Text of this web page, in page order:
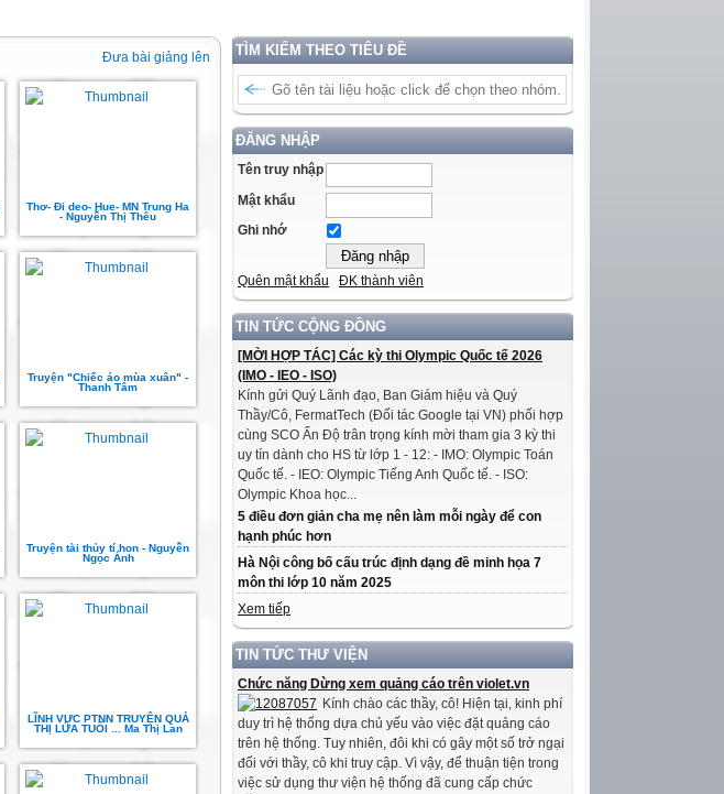
TÌM KIẾM THEO TIÊU ĐỀ
ĐĂNG NHẬP
Tên truy nhập
Mật khẩu
Ghi nhớ
Quên mật khẩu ĐK thành viên
TIN TỨC CỘNG ĐỒNG
[MỜI HỢP TÁC] Các kỳ thi Olympic Quốc tế 2026
(IMO - IEO - ISO)
Kính gửi Quý Lãnh đạo, Ban Giám hiệu và Quý
Thầy/Cô, FermatTech (Đối tác Google tại VN) phối hợp
cùng SCO Ấn Độ trân trọng kính mời tham gia 3 kỳ thi
uy tín dành cho HS từ lớp 1 - 12: - IMO: Olympic Toán
Quốc tế. - IEO: Olympic Tiếng Anh Quốc tế. - ISO:
Olympic Khoa học...
5 điều đơn giản cha mẹ nên làm mỗi ngày để con
hạnh phúc hơn
Hà Nội công bố cấu trúc định dạng đề minh họa 7
môn thi lớp 10 năm 2025
Xem tiếp
TIN TỨC THƯ VIỆN
Chức năng Dừng xem quảng cáo trên violet.vn
Kính chào các thầy, cô! Hiện tại, kinh phí
duy trì hệ thống dựa chủ yếu vào việc đặt quảng cáo
trên hệ thống. Tuy nhiên, đôi khi có gây một số trở ngại
đối với thầy, cô khi truy cập. Vì vậy, để thuận tiện trong
việc sử dụng thư viện hệ thống đã cung cấp chức
Đưa bài giảng lên
Thơ- Đi deo- Hue- MN Trung Ha
- Nguyễn Thị Thêu
Truyện "Chiếc áo mùa xuân" -
Thanh Tâm
Truyện tài thủy tí hon - Nguyễn
Ngọc Ánh
LĨNH VỰC PTNN TRUYỆN QUẢ
THỊ LỨA TUỔI ... Ma Thị Lan